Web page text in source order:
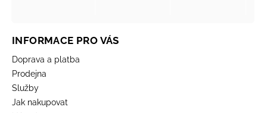
INFORMACE PRO VÁS
Doprava a platba
Prodejna
Služby
Jak nakupovat